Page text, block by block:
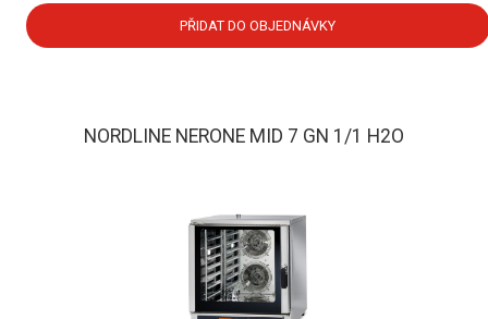
PŘIDAT DO OBJEDNÁVKY
NORDLINE NERONE MID 7 GN 1/1 H2O